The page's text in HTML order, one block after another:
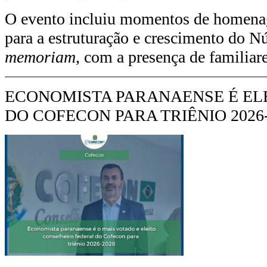
O evento incluiu momentos de
para a estruturação e crescimento do
memoriam, com a presença de
ECONOMISTA PARANAENSE É
DO COFECON PARA TRIÊNIO